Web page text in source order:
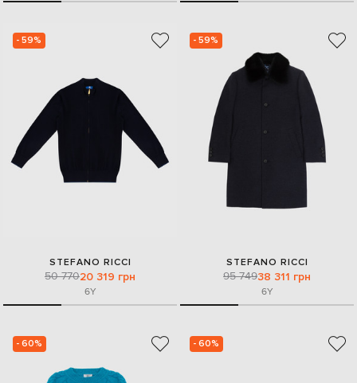
- 59%
STEFANO RICCI
50 77020 319 грн
6Y
- 59%
STEFANO RICCI
95 74938 311 грн
6Y
- 60% - 60%